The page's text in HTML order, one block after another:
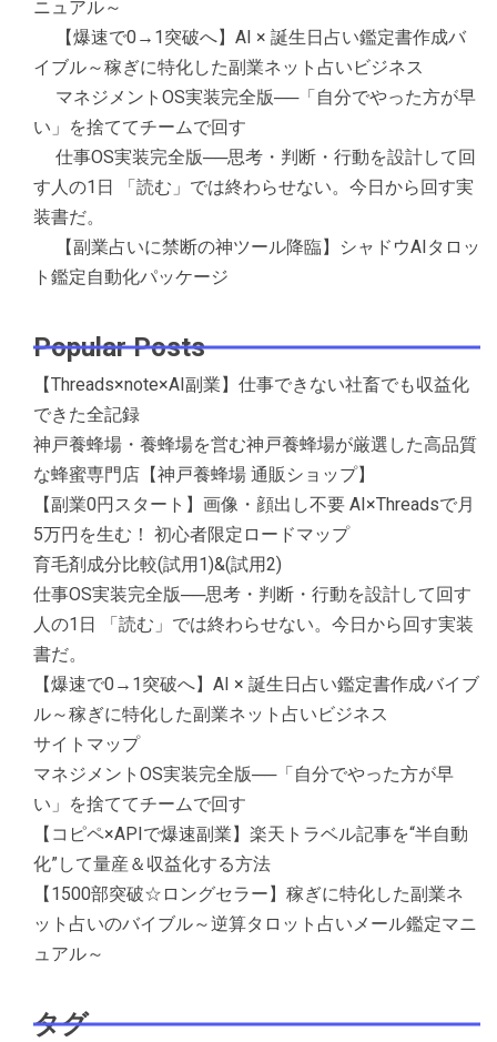
ニュアル～
【爆速で0→1突破へ】AI × 誕生日占い鑑定書作成バ
イブル～稼ぎに特化した副業ネット占いビジネス
マネジメントOS実装完全版──「自分でやった方が早
い」を捨ててチームで回す
仕事OS実装完全版──思考・判断・行動を設計して回
す人の1日 「読む」では終わらせない。今日から回す実
装書だ。
【副業占いに禁断の神ツール降臨】シャドウAIタロッ
ト鑑定自動化パッケージ
Popular Posts
【Threads×note×AI副業】仕事できない社畜でも収益化
できた全記録
神戸養蜂場・養蜂場を営む神戸養蜂場が厳選した高品質
な蜂蜜専門店【神戸養蜂場 通販ショップ】
【副業0円スタート】画像・顔出し不要 AI×Threadsで月
5万円を生む！ 初心者限定ロードマップ
育毛剤成分比較(試用1)&(試用2)
仕事OS実装完全版──思考・判断・行動を設計して回す
人の1日 「読む」では終わらせない。今日から回す実装
書だ。
【爆速で0→1突破へ】AI × 誕生日占い鑑定書作成バイブ
ル～稼ぎに特化した副業ネット占いビジネス
サイトマップ
マネジメントOS実装完全版──「自分でやった方が早
い」を捨ててチームで回す
【コピペ×APIで爆速副業】楽天トラベル記事を“半自動
化”して量産＆収益化する方法
【1500部突破☆ロングセラー】稼ぎに特化した副業ネ
ット占いのバイブル～逆算タロット占いメール鑑定マニ
ュアル～
タグ